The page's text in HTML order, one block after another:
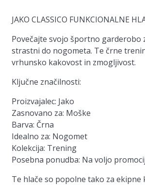
JAKO CLASSICO FUNKCIONALNE
Povečajte svojo športno garderobo
strastni do nogometa. Te črne
vrhunsko kakovost in zmogljivost.
Ključne značilnosti:
Proizvajalec: Jako
Zasnovano za: Moške
Barva: Črna
Idealno za: Nogomet
Kolekcija: Trening
Posebna ponudba: Na voljo
Te hlače so popolne tako za